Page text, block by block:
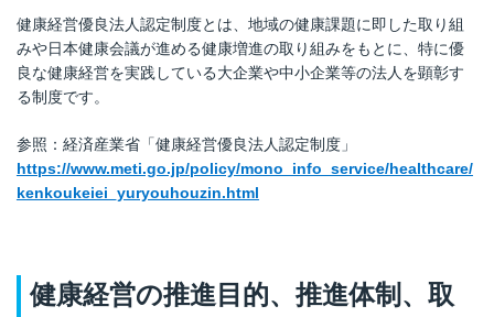
健康経営優良法人認定制度とは、地域の健康課題に即した取り組
みや日本健康会議が進める健康増進の取り組みをもとに、特に優
良な健康経営を実践している大企業や中小企業等の法人を顕彰す
る制度です。
参照：経済産業省「健康経営優良法人認定制度」
https://www.meti.go.jp/policy/mono_info_service/healthcare/
kenkoukeiei_yuryouhouzin.html
健康経営の推進目的、推進体制、取